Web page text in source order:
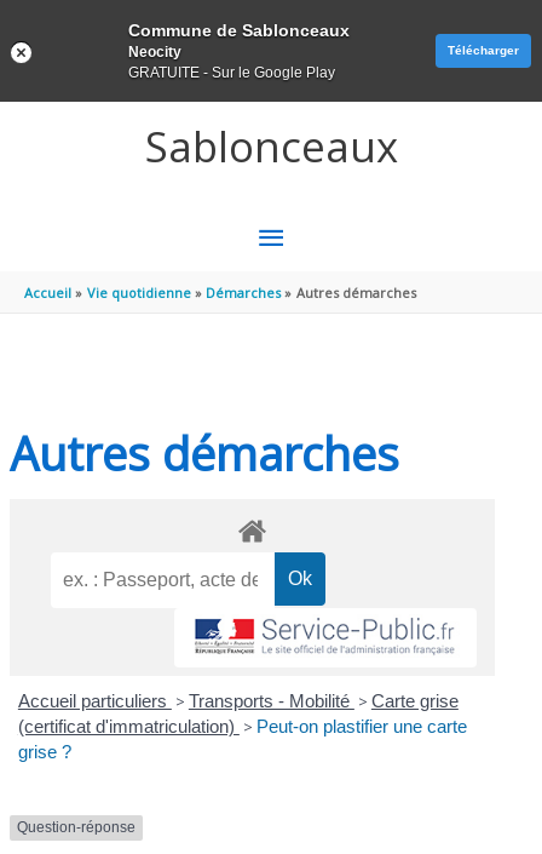
Sablonceaux
MENU
PRINCIPAL
Accueil Vie quotidienne Démarches Autres démarches
Autres démarches
Accueil particuliers > Transports - Mobilité > Carte grise
(certificat d'immatriculation) > Peut-on plastifier une carte
grise ?
Question-réponse
Commune de Sablonceaux
Neocity
GRATUITE - Sur le Google Play
Télécharger